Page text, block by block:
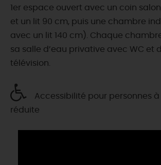
1er espace ouvert avec un coin
et un lit 90 cm, puis une chambre
avec un lit 140 cm). Chaque
sa salle d’eau privative avec WC et
télévision.
Accessibilité pour personnes
réduite